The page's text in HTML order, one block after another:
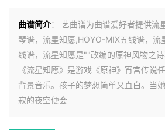
曲谱简介： 艺曲谱为曲谱爱好者提供流
琴谱，流星知愿,HOYO-MIX五线谱，流
线谱，流星知愿是""改编的原神风物之诗
《流星知愿》是游戏《原神》宵宫传说
背景音乐。孩子的梦想简单又直白。当
寂的夜空便会